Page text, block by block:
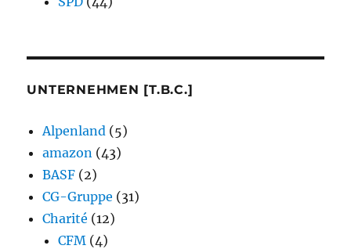
UNTERNEHMEN [T.B.C.]
Alpenland (5)
amazon (43)
BASF (2)
CG-Gruppe (31)
Charité (12)
CFM (4)